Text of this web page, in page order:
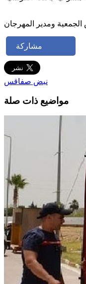
الجمعية ومدير المهرجان
مشاركة
نبض صفاقس
مواضيع ذات صلة